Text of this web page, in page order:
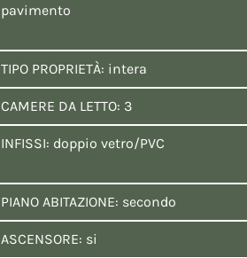
pavimento
TIPO PROPRIETÀ: intera
CAMERE DA LETTO: 3
INFISSI: doppio vetro/PVC
PIANO ABITAZIONE: secondo
ASCENSORE: si